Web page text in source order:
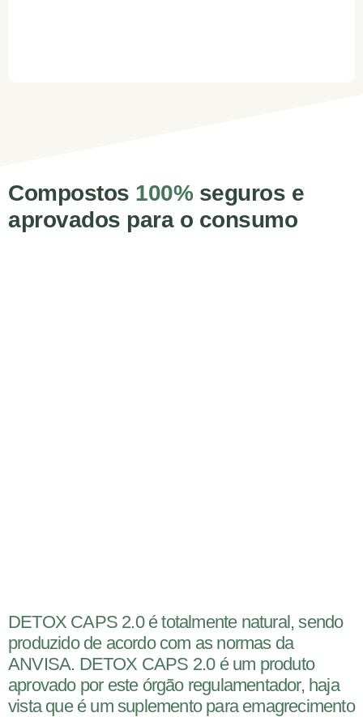
Compostos 100% seguros e
aprovados para o consumo
DETOX CAPS 2.0 é totalmente natural, sendo
produzido de acordo com as normas da
ANVISA. DETOX CAPS 2.0 é um produto
aprovado por este órgão regulamentador, haja
vista que é um suplemento para emagrecimento